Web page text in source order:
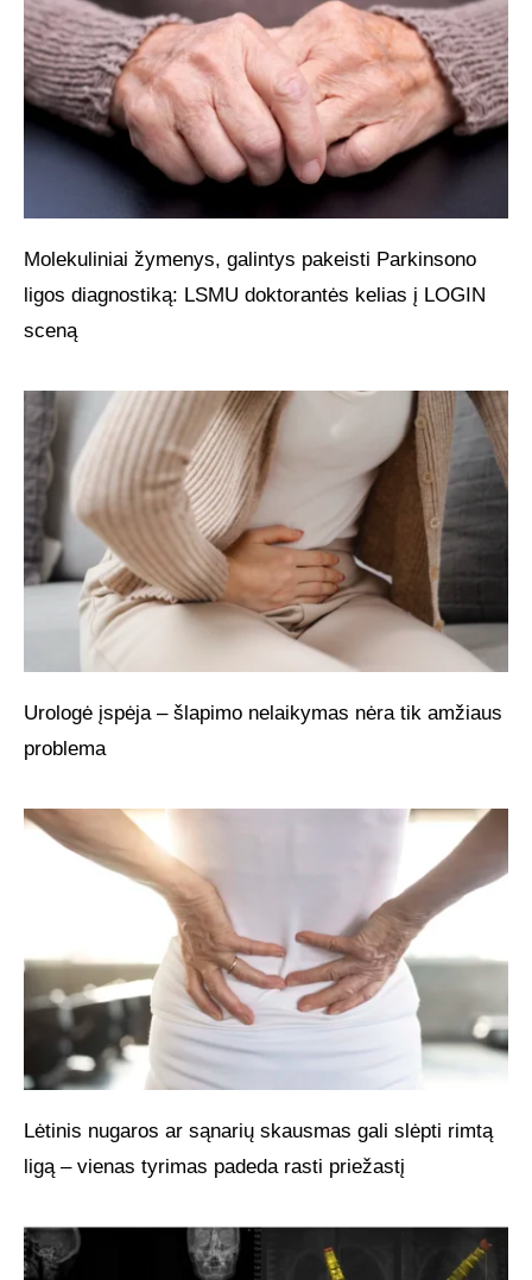
Molekuliniai žymenys, galintys pakeisti Parkinsono
ligos diagnostiką: LSMU doktorantės kelias į LOGIN
sceną
Urologė įspėja – šlapimo nelaikymas nėra tik amžiaus
problema
Lėtinis nugaros ar sąnarių skausmas gali slėpti rimtą
ligą – vienas tyrimas padeda rasti priežastį